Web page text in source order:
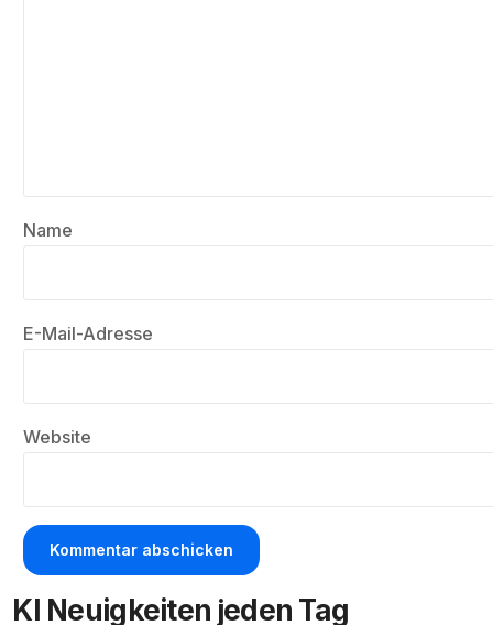
Name
E-Mail-Adresse
Website
KI Neuigkeiten jeden Tag